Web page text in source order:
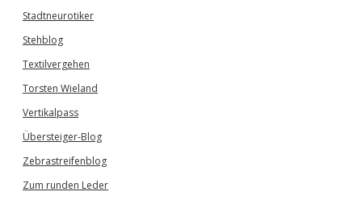
Stadtneurotiker
Stehblog
Textilvergehen
Torsten Wieland
Vertikalpass
Übersteiger-Blog
Zebrastreifenblog
Zum runden Leder